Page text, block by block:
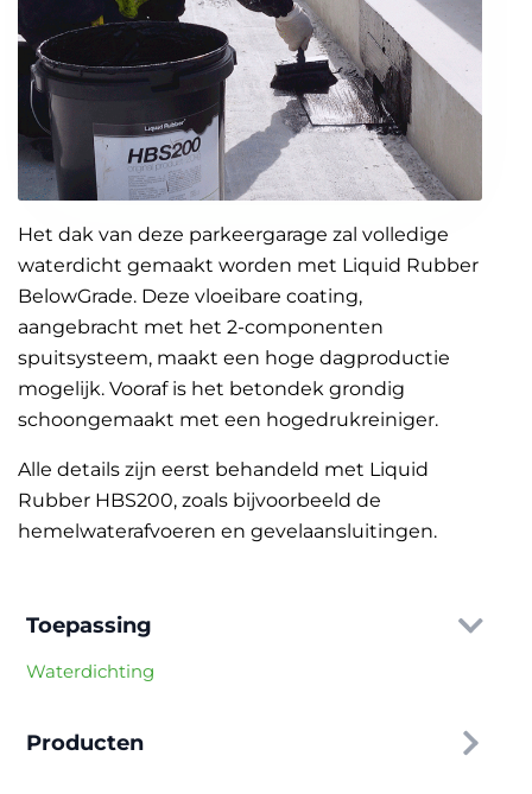
Toepassing
Waterdichting
Producten
Het dak van deze parkeergarage zal volledige
waterdicht gemaakt worden met Liquid Rubber
BelowGrade. Deze vloeibare coating,
aangebracht met het 2-componenten
spuitsysteem, maakt een hoge dagproductie
mogelijk. Vooraf is het betondek grondig
schoongemaakt met een hogedrukreiniger.
Alle details zijn eerst behandeld met Liquid
Rubber HBS200, zoals bijvoorbeeld de
hemelwaterafvoeren en gevelaansluitingen.